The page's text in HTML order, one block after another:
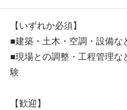
【いずれか必須】
■建築・土木・空調・設備な
■現場との調整・工程管理な
験
【歓迎】